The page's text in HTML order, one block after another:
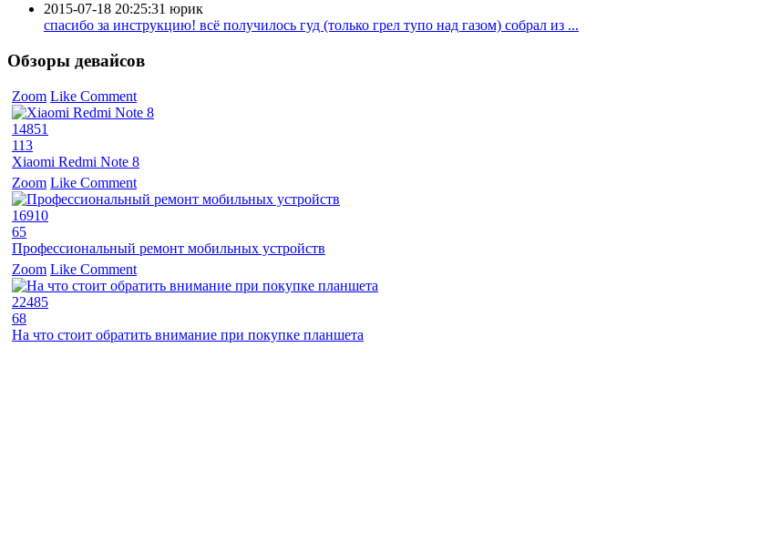
2015-07-18 20:25:31 юрик
спасибо за инструкцию! всё получилось гуд (только грел тупо над газом) собрал из ...
Обзоры девайсов
Zoom Like Comment
14851
113
Xiaomi Redmi Note 8
Zoom Like Comment
16910
65
Профессиональный ремонт мобильных устройств
Zoom Like Comment
22485
68
На что стоит обратить внимание при покупке планшета